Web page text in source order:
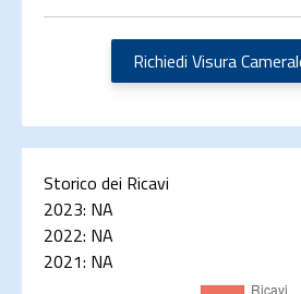
Richiedi Visura
Storico dei Ricavi
2023: NA
2022: NA
2021: NA